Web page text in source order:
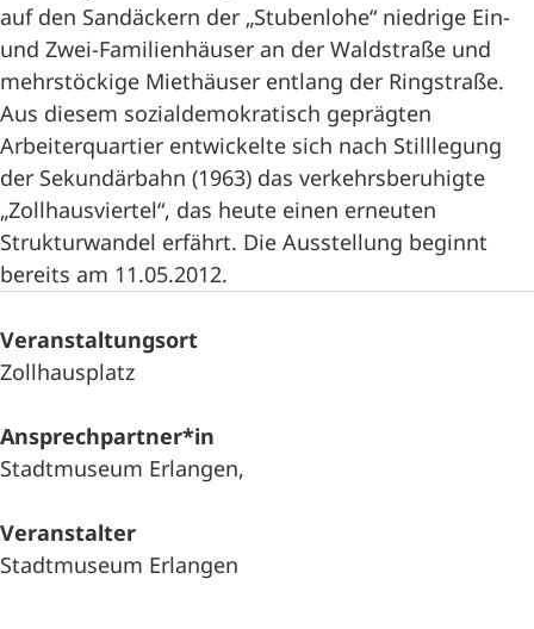
auf den Sandäckern der „Stubenlohe“ niedrige Ein-
und Zwei-Familienhäuser an der Waldstraße und
mehrstöckige Miethäuser entlang der Ringstraße.
Aus diesem sozialdemokratisch geprägten
Arbeiterquartier entwickelte sich nach Stilllegung
der Sekundärbahn (1963) das verkehrsberuhigte
„Zollhausviertel“, das heute einen erneuten
Strukturwandel erfährt. Die Ausstellung beginnt
bereits am 11.05.2012.
Veranstaltungsort
Zollhausplatz
Ansprechpartner*in
Stadtmuseum Erlangen,
Veranstalter
Stadtmuseum Erlangen